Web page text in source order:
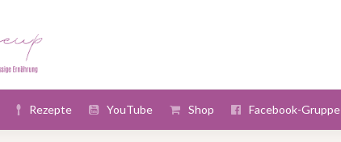
Rezepte YouTube Shop Facebook-Gruppe